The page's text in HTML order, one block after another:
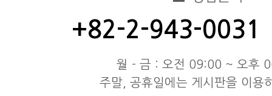
동해물과 백두산이 마르고
동해물과 백두산이 마르고
동해물과 백두산이 마르고
+82-2-943-0031
월 - 금 : 오전 09:00 ~ 오후
주말, 공휴일에는 게시판을 이용